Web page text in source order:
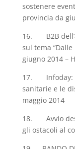
sostenere
provincia da
16. B2B
sul tema
giugno 2014 –
17. Infoday:
sanitarie e le
maggio 2014
18. Avvio
gli ostacoli al